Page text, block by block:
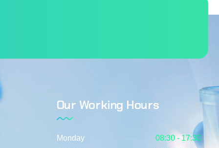
Our Working Hours
Monday
08:30 - 17:30